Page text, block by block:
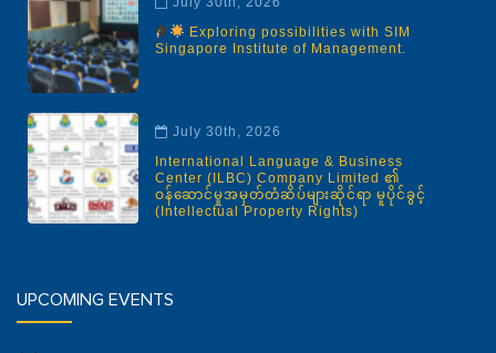
Exploring possibilities with SIM
Singapore Institute of Management.
July 30th, 2026
International Language & Business
Center (ILBC) Company Limited ၏
ဝန်ဆောင်မှုအမှတ်တံဆိပ်များဆိုင်ရာ မူပိုင်ခွင့်
(Intellectual Property Rights)
UPCOMING EVENTS